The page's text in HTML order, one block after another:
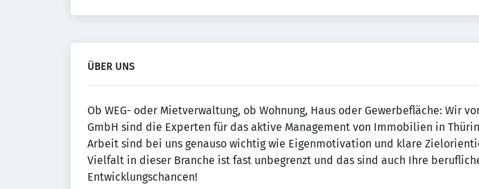
ÜBER UNS
Ob WEG- oder Mietverwaltung, ob Wohnung, Haus oder Gewerbefläche: Wir
GmbH sind die Experten für das aktive Management von Immobilien in
Arbeit sind bei uns genauso wichtig wie Eigenmotivation und klare
Vielfalt in dieser Branche ist fast unbegrenzt und das sind auch Ihre
Entwicklungschancen!